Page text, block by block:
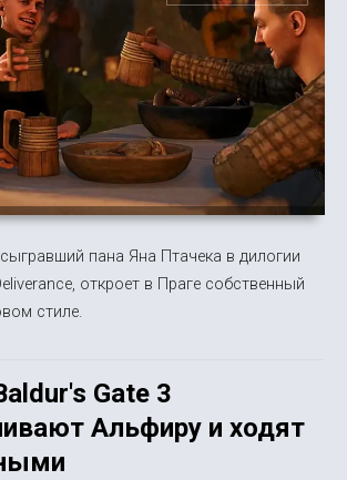
пана Яна Птачека в дилогии
откроет в Праге собственный
стиле.
Gate 3
Альфиру и ходят